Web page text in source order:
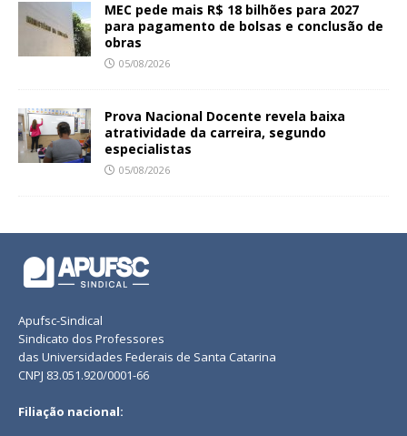
MEC pede mais R$ 18 bilhões para 2027
para pagamento de bolsas e conclusão de
obras
05/08/2026
Prova Nacional Docente revela baixa
atratividade da carreira, segundo
especialistas
05/08/2026
Apufsc-Sindical
Sindicato dos Professores
das Universidades Federais de Santa Catarina
CNPJ 83.051.920/0001-66
Filiação nacional: